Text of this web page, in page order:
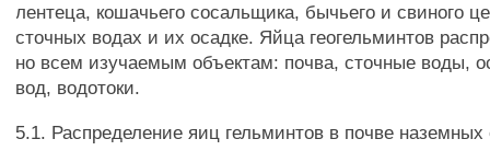
лентеца, кошачьего сосальщика, бычьего и свиного
сточных водах и их осадке. Яйца геогельминтов
но всем изучаемым объектам: почва, сточные воды,
вод, водотоки.
5.1. Распределение яиц гельминтов в почве наземных